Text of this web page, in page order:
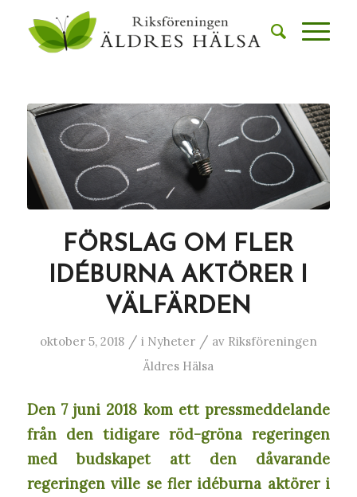
FÖRSLAG OM FLER
IDÉBURNA AKTÖRER I
VÄLFÄRDEN
oktober 5, 2018 / i Nyheter / av Riksföreningen
Äldres Hälsa
Den 7 juni 2018 kom ett pressmeddelande
från den tidigare röd-gröna regeringen
med budskapet att den dåvarande
regeringen ville se fler idéburna aktörer i